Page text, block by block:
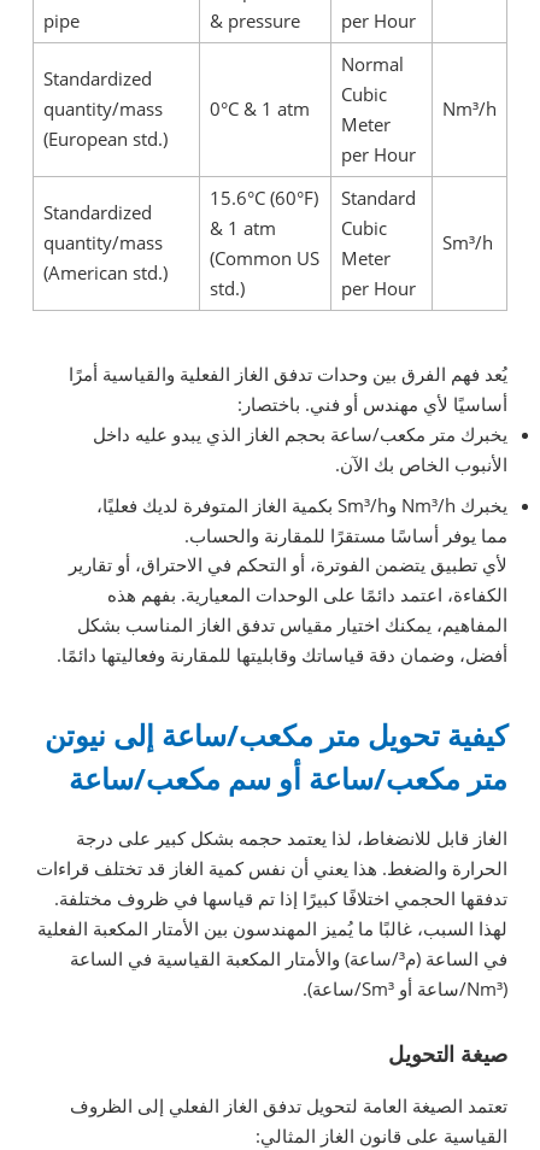
per Hour
& pressure
pipe
Nm³/h
Normal
Cubic
Meter
per Hour
0°C & 1 atm
Standardized
quantity/mass
(European std.)
Sm³/h
Standard
Cubic
Meter
per Hour
15.6°C (60°F)
& 1 atm
(Common US
std.)
Standardized
quantity/mass
(American std.)
يُعد فهم الفرق بين وحدات تدفق الغاز الفعلية والقياسية أمرًا
أساسيًا لأي مهندس أو فني. باختصار:
يخبرك متر مكعب/ساعة بحجم الغاز الذي يبدو عليه داخل
الأنبوب الخاص بك الآن.
يخبرك Nm³/h وSm³/h بكمية الغاز المتوفرة لديك فعليًا،
مما يوفر أساسًا مستقرًا للمقارنة والحساب.
لأي تطبيق يتضمن الفوترة، أو التحكم في الاحتراق، أو تقارير
الكفاءة، اعتمد دائمًا على الوحدات المعيارية. بفهم هذه
المفاهيم، يمكنك اختيار مقياس تدفق الغاز المناسب بشكل
أفضل، وضمان دقة قياساتك وقابليتها للمقارنة وفعاليتها دائمًا.
كيفية تحويل متر مكعب/ساعة إلى نيوتن
متر مكعب/ساعة أو سم مكعب/ساعة
الغاز قابل للانضغاط، لذا يعتمد حجمه بشكل كبير على درجة
الحرارة والضغط. هذا يعني أن نفس كمية الغاز قد تختلف قراءات
تدفقها الحجمي اختلافًا كبيرًا إذا تم قياسها في ظروف مختلفة.
لهذا السبب، غالبًا ما يُميز المهندسون بين الأمتار المكعبة الفعلية
في الساعة (م³/ساعة) والأمتار المكعبة القياسية في الساعة
(Nm³/ساعة أو Sm³/ساعة).
صيغة التحويل
تعتمد الصيغة العامة لتحويل تدفق الغاز الفعلي إلى الظروف
القياسية على قانون الغاز المثالي: